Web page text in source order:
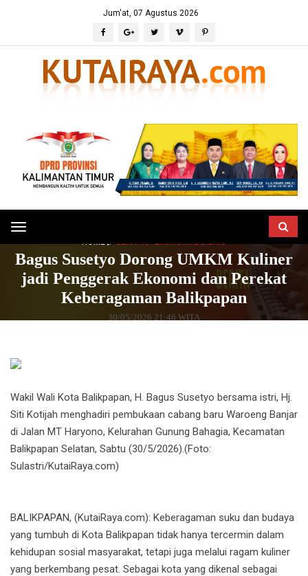
Jum'at, 07 Agustus 2026
Toggle
navigation
Bagus Susetyo Dorong UMKM Kuliner
jadi Penggerak Ekonomi dan Perekat
Keberagaman Balikpapan
30/05/2026 21:46 WITA
Wakil Wali Kota Balikpapan, H. Bagus Susetyo bersama istri, Hj.
Siti Kotijah menghadiri pembukaan cabang baru Waroeng Banjar
di Jalan MT Haryono, Kelurahan Gunung Bahagia, Kecamatan
Balikpapan Selatan, Sabtu (30/5/2026).(Foto:
Sulastri/KutaiRaya.com)
BALIKPAPAN, (KutaiRaya.com): Keberagaman suku dan budaya
yang tumbuh di Kota Balikpapan tidak hanya tercermin dalam
kehidupan sosial masyarakat, tetapi juga melalui ragam kuliner
yang berkembang pesat. Sebagai kota yang dikenal sebagai